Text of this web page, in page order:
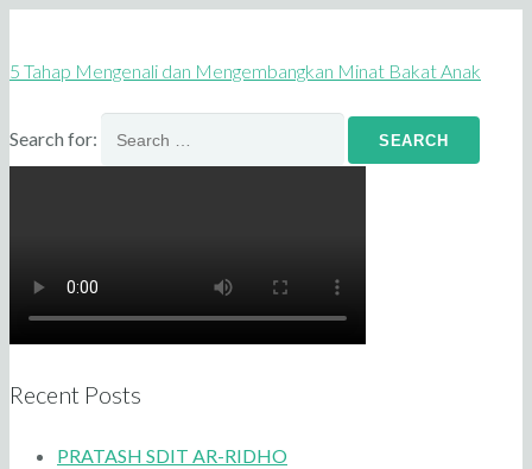
5 Tahap Mengenali dan Mengembangkan Minat Bakat Anak
Search for:
Recent Posts
PRATASH SDIT AR-RIDHO